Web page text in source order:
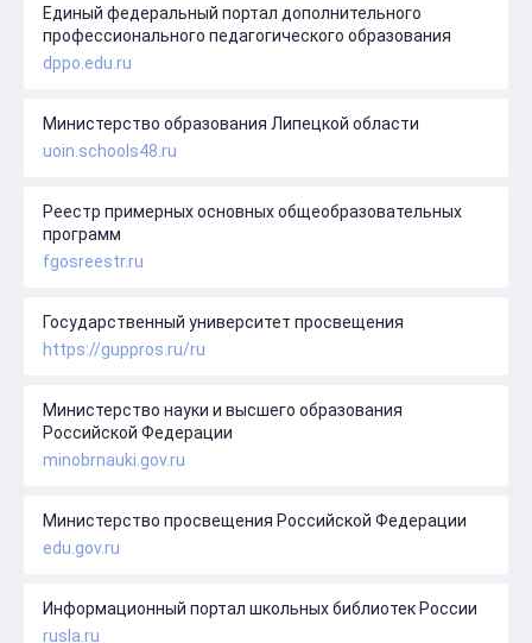
Единый федеральный портал дополнительного
профессионального педагогического образования
dppo.edu.ru
Министерство образования Липецкой области
uoin.schools48.ru
Реестр примерных основных общеобразовательных
программ
fgosreestr.ru
Государственный университет просвещения
https://guppros.ru/ru
Министерство науки и высшего образования
Российской Федерации
minobrnauki.gov.ru
Министерство просвещения Российской Федерации
edu.gov.ru
Информационный портал школьных библиотек России
rusla.ru